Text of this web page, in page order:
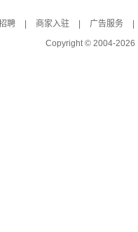
聘 商家入驻 广告服务
Copyright © 2004-2026